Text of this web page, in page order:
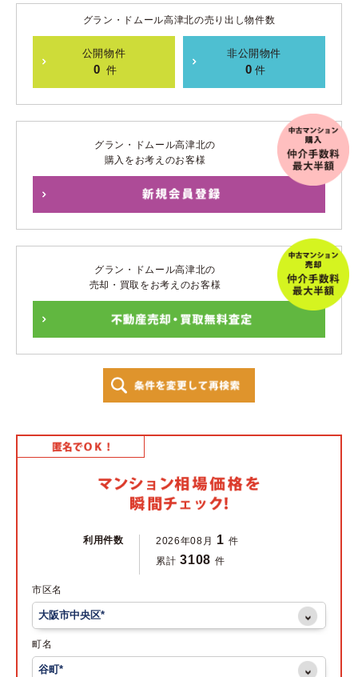
グラン・ドムール高津北の売り出し物件数
公開物件
0 件
非公開物件
0 件
グラン・ドムール高津北の
購入をお考えのお客様
グラン・ドムール高津北の
売却・買取をお考えのお客様
利用件数 2026年08月 1 件
累計 3108 件
市区名
町名